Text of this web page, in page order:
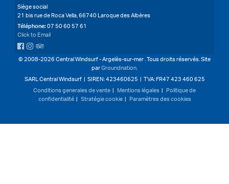
Siège social
21 bis rue de Roca Vella, 66740 Laroque des Albères
Téléphone: 07 50 60 57 61
Click to Email
Central Windsurf on Facebook
Central Windsurf on Instagram
Central Windsurf reviews on Trip Advisor
© 2008-2026 Central Windsurf - Argelès-sur-mer . Tous droits réservés. Site
parGroundnation.
SARL Central Windsurf | SIREN: 423460625 | TVA: FR47 423 460 625
Conditions generales de vente | Mentions légales | Politique de
confidentialité| Stratégie cookie| Paramètres des cookies